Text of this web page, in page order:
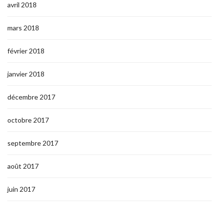
avril 2018
mars 2018
février 2018
janvier 2018
décembre 2017
octobre 2017
septembre 2017
août 2017
juin 2017